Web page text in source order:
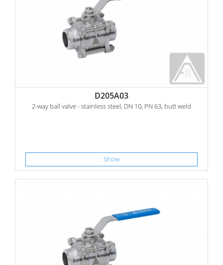
D205A03
2-way ball valve - stainless steel, DN 10, PN 63, butt weld
Show